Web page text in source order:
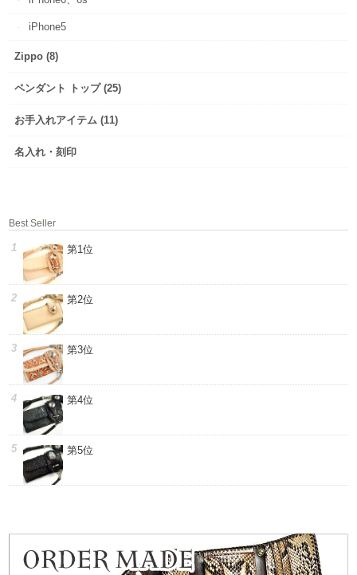
iPhone5
Zippo (8)
ペンダント トップ (25)
お手入れアイテム (11)
名入れ・刻印
Best Seller
第1位
第2位
第3位
第4位
第5位